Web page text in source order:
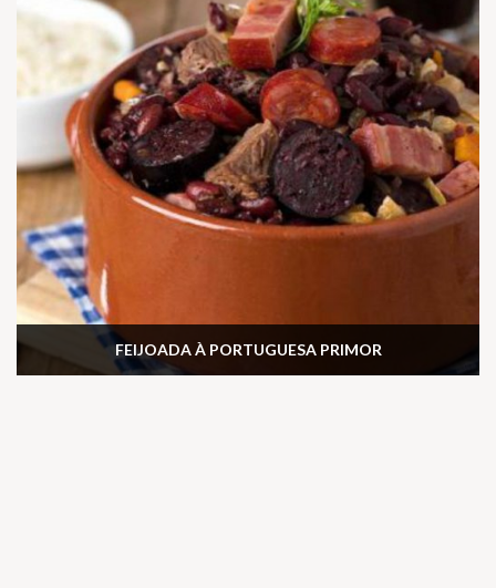
FEIJOADA À PORTUGUESA PRIMOR